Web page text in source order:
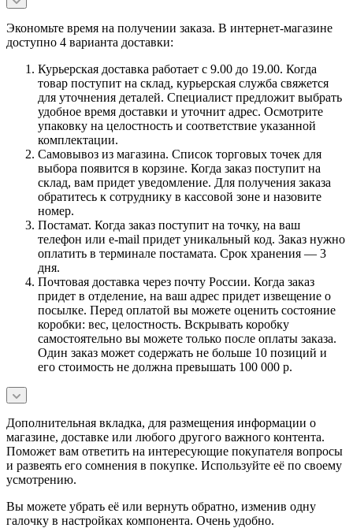
Экономьте время на получении заказа. В интернет-магазине
доступно 4 варианта доставки:
Курьерская доставка работает с 9.00 до 19.00. Когда
товар поступит на склад, курьерская служба свяжется
для уточнения деталей. Специалист предложит выбрать
удобное время доставки и уточнит адрес. Осмотрите
упаковку на целостность и соответствие указанной
комплектации.
Самовывоз из магазина. Список торговых точек для
выбора появится в корзине. Когда заказ поступит на
склад, вам придет уведомление. Для получения заказа
обратитесь к сотруднику в кассовой зоне и назовите
номер.
Постамат. Когда заказ поступит на точку, на ваш
телефон или e-mail придет уникальный код. Заказ нужно
оплатить в терминале постамата. Срок хранения — 3
дня.
Почтовая доставка через почту России. Когда заказ
придет в отделение, на ваш адрес придет извещение о
посылке. Перед оплатой вы можете оценить состояние
коробки: вес, целостность. Вскрывать коробку
самостоятельно вы можете только после оплаты заказа.
Один заказ может содержать не больше 10 позиций и
его стоимость не должна превышать 100 000 р.
Дополнительная вкладка, для размещения информации о
магазине, доставке или любого другого важного контента.
Поможет вам ответить на интересующие покупателя вопросы
и развеять его сомнения в покупке. Используйте её по своему
усмотрению.
Вы можете убрать её или вернуть обратно, изменив одну
галочку в настройках компонента. Очень удобно.